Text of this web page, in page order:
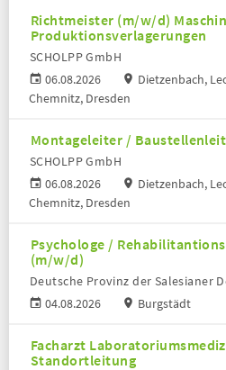
Richtmeister (m/w/d)
Produktionsverlagerungen
06.08.2026
SCHOLPP GmbH
Dietzenbach,
Chemnitz, Dresden
Montageleiter /
06.08.2026
SCHOLPP GmbH
Dietzenbach,
Chemnitz, Dresden
Psychologe /
(m/w/d)
04.08.2026
Deutsche Provinz der Salesianer
Burgstädt
Facharzt
Standortleitung